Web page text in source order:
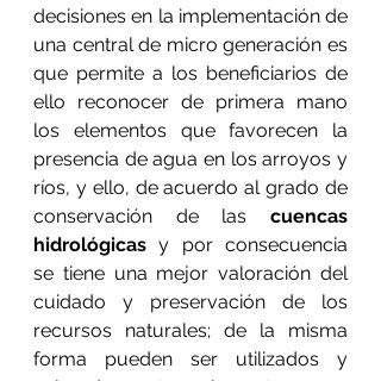
decisiones en la implementación de
una central de micro generación es
que permite a los beneficiarios de
ello reconocer de primera mano
los elementos que favorecen la
presencia de agua en los arroyos y
ríos, y ello, de acuerdo al grado de
conservación de las cuencas
hidrológicas y por consecuencia
se tiene una mejor valoración del
cuidado y preservación de los
recursos naturales; de la misma
forma pueden ser utilizados y